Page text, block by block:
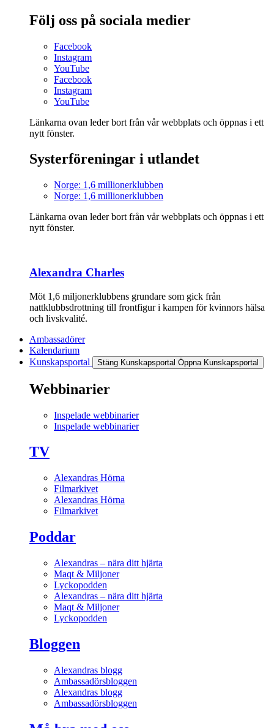
Följ oss på sociala medier
Facebook
Instagram
YouTube
Facebook
Instagram
YouTube
Länkarna ovan leder bort från vår webbplats och öppnas i ett
nytt fönster.
Systerföreningar i utlandet
Norge: 1,6 millionerklubben
Norge: 1,6 millionerklubben
Länkarna ovan leder bort från vår webbplats och öppnas i ett
nytt fönster.
Alexandra Charles
Möt 1,6 miljonerklubbens grundare som gick från
nattklubbsdrottning till frontfigur i kampen för kvinnors hälsa
och livskvalité.
Ambassadörer
Kalendarium
Kunskapsportal
Stäng Kunskapsportal Öppna Kunskapsportal
Webbinarier
Inspelade webbinarier
Inspelade webbinarier
TV
Alexandras Hörna
Filmarkivet
Alexandras Hörna
Filmarkivet
Poddar
Alexandras – nära ditt hjärta
Maqt & Miljoner
Lyckopodden
Alexandras – nära ditt hjärta
Maqt & Miljoner
Lyckopodden
Bloggen
Alexandras blogg
Ambassadörsbloggen
Alexandras blogg
Ambassadörsbloggen